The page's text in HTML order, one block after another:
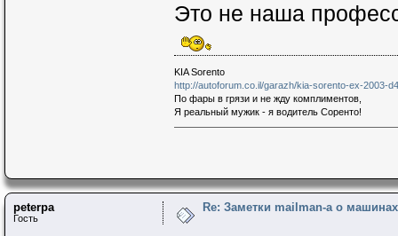
Это не наша
KIA Sorento
http://autoforum.co.il/garazh/kia-sorento-ex-2003-
По фары в грязи и не жду комплиментов,
Я реальный мужик - я водитель Соренто!
peterpa
Гость
Re: Заметки mailman-a о